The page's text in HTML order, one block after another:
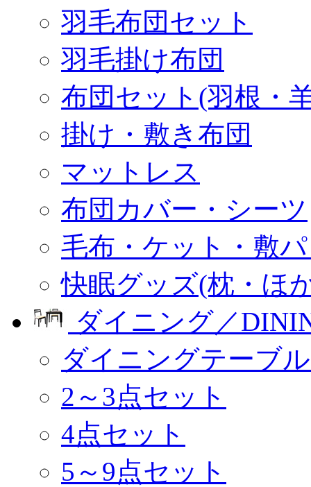
羽毛布団セット
羽毛掛け布団
布団セット(羽根・
掛け・敷き布団
マットレス
布団カバー・シーツ
毛布・ケット・敷
快眠グッズ(枕・ほ
ダイニング／
ダイニングテーブ
2～3点セット
4点セット
5～9点セット